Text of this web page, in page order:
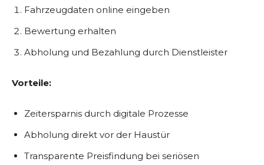
Fahrzeugdaten online eingeben
Bewertung erhalten
Abholung und Bezahlung durch Dienstleister
Vorteile:
Zeitersparnis durch digitale Prozesse
Abholung direkt vor der Haustür
Transparente Preisfindung bei seriösen